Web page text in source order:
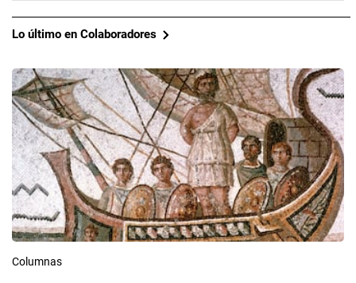
Lo último en Colaboradores
Columnas